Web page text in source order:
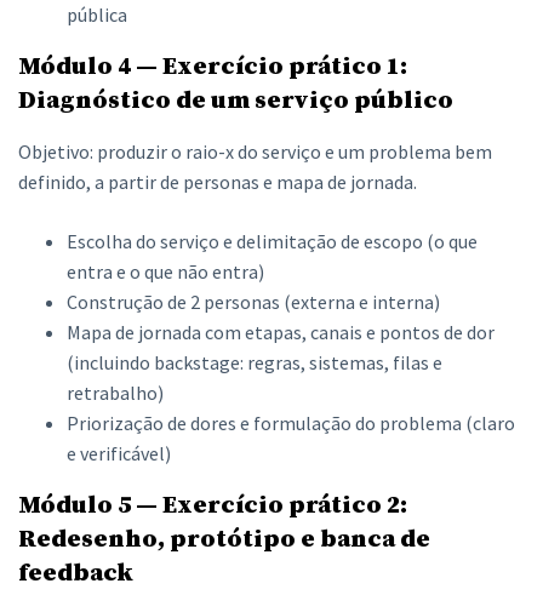
pública
Módulo 4 — Exercício prático 1:
Diagnóstico de um serviço público
Objetivo: produzir o raio-x do serviço e um problema bem
definido, a partir de personas e mapa de jornada.
Escolha do serviço e delimitação de escopo (o que
entra e o que não entra)
Construção de 2 personas (externa e interna)
Mapa de jornada com etapas, canais e pontos de dor
(incluindo backstage: regras, sistemas, filas e
retrabalho)
Priorização de dores e formulação do problema (claro
e verificável)
Módulo 5 — Exercício prático 2:
Redesenho, protótipo e banca de
feedback